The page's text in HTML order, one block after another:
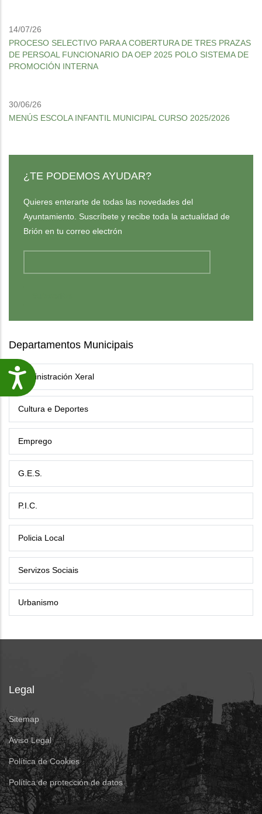
Accesibilidade
14/07/26
PROCESO SELECTIVO PARA A COBERTURA DE TRES PRAZAS
DE PERSOAL FUNCIONARIO DA OEP 2025 POLO SISTEMA DE
PROMOCIÓN INTERNA
30/06/26
MENÚS ESCOLA INFANTIL MUNICIPAL CURSO 2025/2026
¿TE PODEMOS AYUDAR?
Quieres enterarte de todas las novedades del
Ayuntamiento. Suscríbete y recibe toda la actualidad de
Brión en tu correo electrón
Departamentos Municipais
Administración Xeral
Cultura e Deportes
Emprego
G.E.S.
P.I.C.
Policia Local
Servizos Sociais
Urbanismo
Legal
Sitemap
Aviso Legal
Política de Cookies
Política de protección de datos